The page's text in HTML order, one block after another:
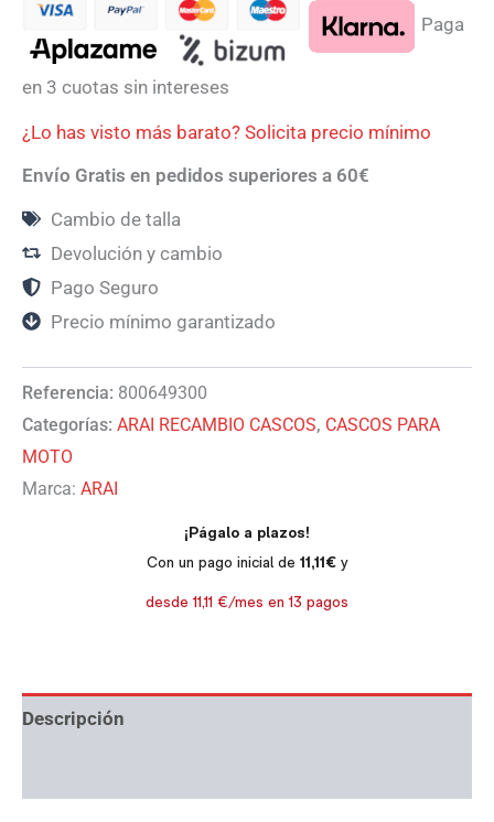
Paga
en 3 cuotas sin intereses
¿Lo has visto más barato? Solicita precio mínimo
Envío Gratis en pedidos superiores a 60€
Cambio de talla
Devolución y cambio
Pago Seguro
Precio mínimo garantizado
Referencia: 800649300
Categorías: ARAI RECAMBIO CASCOS, CASCOS PARA
MOTO
Marca: ARAI
Descripción